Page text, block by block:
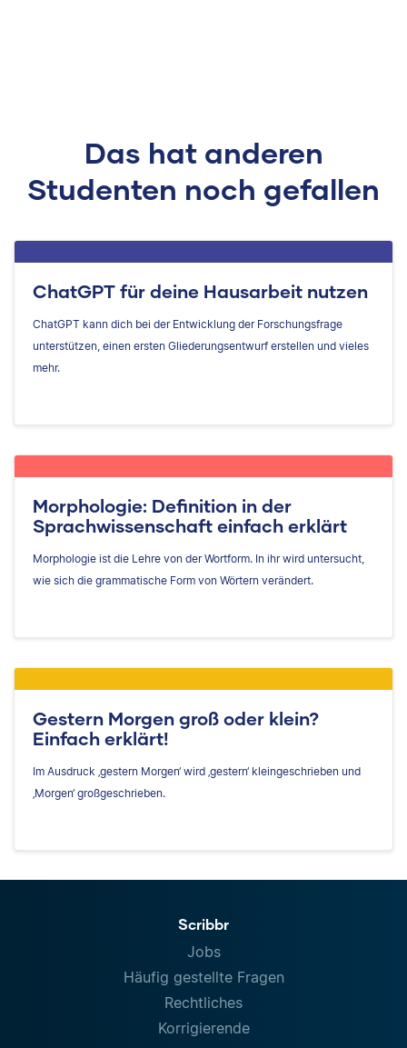
Das hat anderen
Studenten noch gefallen
ChatGPT für deine Hausarbeit nutzen
ChatGPT kann dich bei der Entwicklung der Forschungsfrage
unterstützen, einen ersten Gliederungsentwurf erstellen und vieles
mehr.
Morphologie: Definition in der
Sprachwissenschaft einfach erklärt
Morphologie ist die Lehre von der Wortform. In ihr wird untersucht,
wie sich die grammatische Form von Wörtern verändert.
Gestern Morgen groß oder klein?
Einfach erklärt!
Im Ausdruck ‚gestern Morgen‘ wird ‚gestern‘ kleingeschrieben und
‚Morgen‘ großgeschrieben.
Scribbr
Jobs
Häufig gestellte Fragen
Rechtliches
Korrigierende